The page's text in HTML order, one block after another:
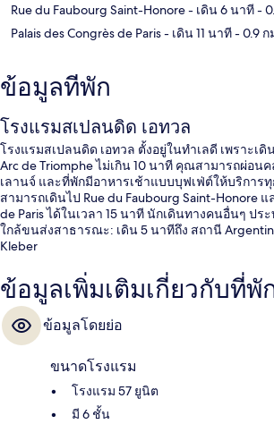
Rue du Faubourg Saint-Honore- เดิน 6 นาที-
Palais des Congrès de Paris- เดิน 11 นาที- 0.9 ก
ข้อมูลที่พัก
โรงแรมสเปลนดิด เอทวล
โรงแรมสเปลนดิด เอทวล ตั้งอยู่ในทำเลดี เพราะเดิ
Arc de Triomphe ไม่เกิน 10 นาที คุณสามารถผ่อน
เลานจ์ และที่พักมีอาหารเช้าแบบบุฟเฟ่ต์ให้บริการ
สามารถเดินไป Rue du Faubourg Saint-Honore แ
de Paris ได้ในเวลา 15 นาที นักเดินทางคนอื่นๆ ป
ใกล้ขนส่งสาธารณะ: เดิน 5 นาทีถึง สถานี
Kleber
ข้อมูลเพิ่มเติมเกี่ยวกับที่พั
ข้อมูลโดยย่อ
ขนาดโรงแรม
โรงแรม 57 ยูนิต
มี 6 ชั้น